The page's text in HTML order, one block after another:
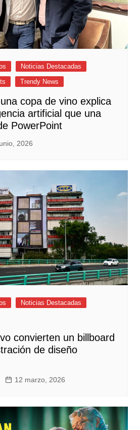
Noticias Destacadas
Trendy News
copa de vino explica
artificial que una
PowerPoint
2026
Noticias Destacadas
convierten un billboard
de diseño
12 marzo, 2026